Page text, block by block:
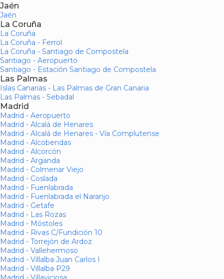
Jaén
Jaén
La Coruña
La Coruña
La Coruña - Ferrol
La Coruña - Santiago de Compostela
Santiago - Aeropuerto
Santiago - Estación Santiago de Compostela
Las Palmas
Islas Canarias - Las Palmas de Gran Canaria
Las Palmas - Sebadal
Madrid
Madrid - Aeropuerto
Madrid - Alcalá de Henares
Madrid - Alcalá de Henares - Vía Complutense
Madrid - Alcobendas
Madrid - Alcorcón
Madrid - Arganda
Madrid - Colmenar Viejo
Madrid - Coslada
Madrid - Fuenlabrada
Madrid - Fuenlabrada el Naranjo
Madrid - Getafe
Madrid - Las Rozas
Madrid - Móstoles
Madrid - Rivas C/Fundición 10
Madrid - Torrejón de Ardoz
Madrid - Vallehermoso
Madrid - Villalba Juan Carlos I
Madrid - Villalba P29